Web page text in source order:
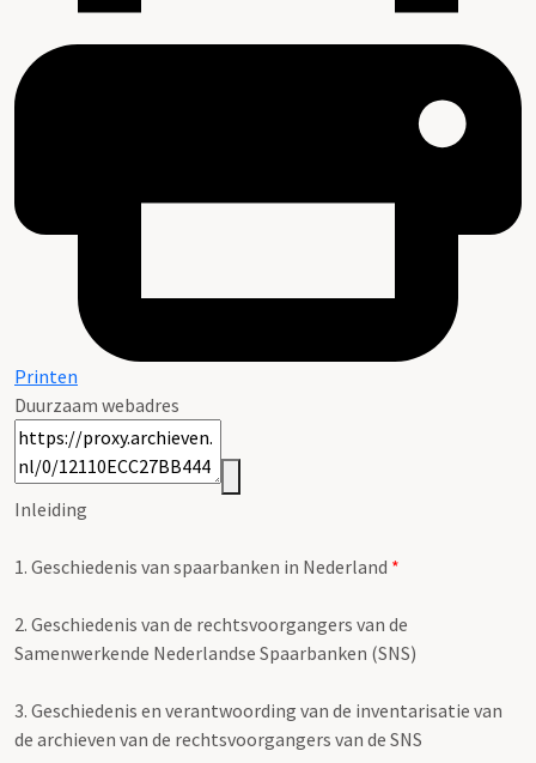
Printen
Duurzaam webadres
Inleiding
1. Geschiedenis van spaarbanken in Nederland *
2. Geschiedenis van de rechtsvoorgangers van de
Samenwerkende Nederlandse Spaarbanken (SNS)
3. Geschiedenis en verantwoording van de inventarisatie van
de archieven van de rechtsvoorgangers van de SNS